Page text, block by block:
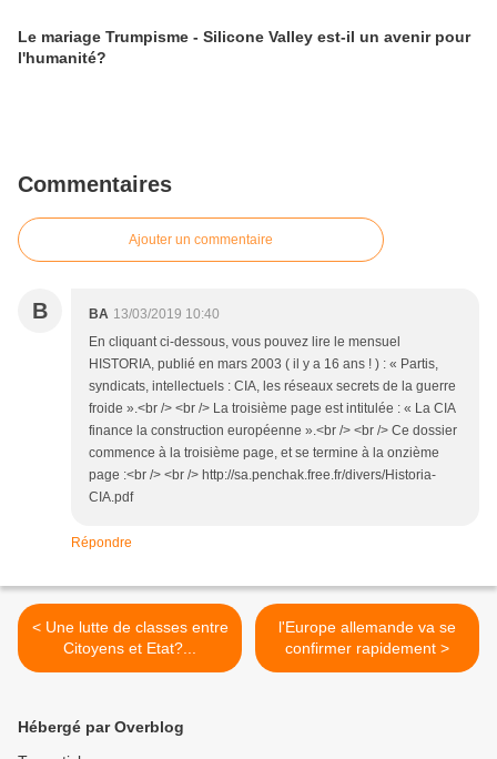
Le mariage Trumpisme - Silicone Valley est-il un avenir pour
l'humanité?
Commentaires
Ajouter un commentaire
B BA 13/03/2019 10:40
En cliquant ci-dessous, vous pouvez lire le mensuel
HISTORIA, publié en mars 2003 ( il y a 16 ans ! ) : « Partis,
syndicats, intellectuels : CIA, les réseaux secrets de la guerre
froide ».<br /> <br /> La troisième page est intitulée : « La CIA
finance la construction européenne ».<br /> <br /> Ce dossier
commence à la troisième page, et se termine à la onzième
page :<br /> <br /> http://sa.penchak.free.fr/divers/Historia-
CIA.pdf
Répondre
< Une lutte de classes entre
Citoyens et Etat?...
l'Europe allemande va se
confirmer rapidement >
Hébergé par Overblog